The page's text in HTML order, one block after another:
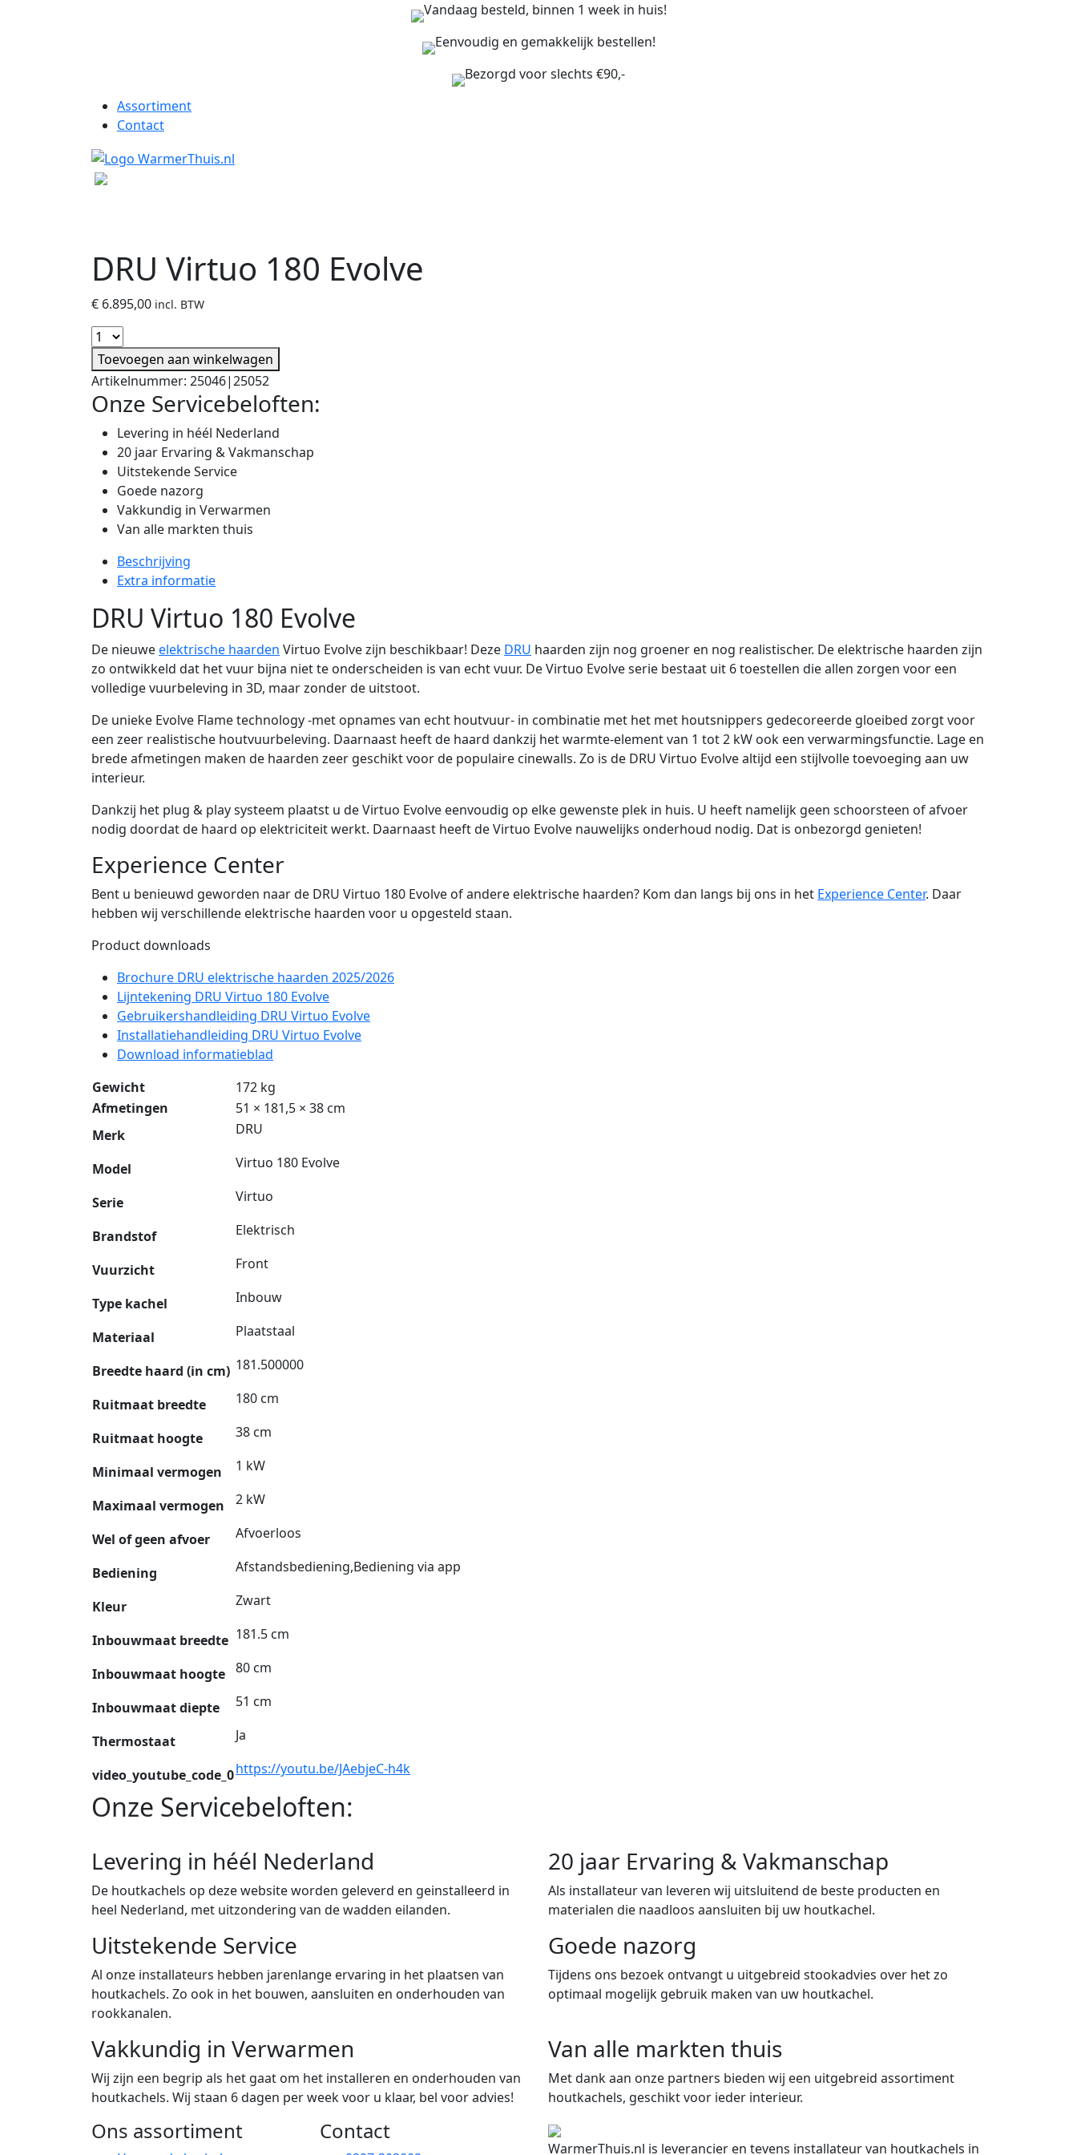
Vandaag besteld, binnen 1 week in huis!
Eenvoudig en gemakkelijk bestellen!
Bezorgd voor slechts €90,-
Assortiment
Contact
DRU Virtuo 180 Evolve
€ 6.895,00 incl. BTW
Toevoegen aan winkelwagen
Artikelnummer: 25046|25052
Onze Servicebeloften:
Levering in héél Nederland
20 jaar Ervaring & Vakmanschap
Uitstekende Service
Goede nazorg
Vakkundig in Verwarmen
Van alle markten thuis
Beschrijving
Extra informatie
DRU Virtuo 180 Evolve
De nieuweelektrische haarden Virtuo Evolve zijn beschikbaar! Deze DRU haarden zijn nog groener en nog realistischer. De elektrische haarden zijn
zo ontwikkeld dat het vuur bijna niet te onderscheiden is van echt vuur. De Virtuo Evolve serie bestaat uit 6 toestellen die allen zorgen voor een
volledige vuurbeleving in 3D, maar zonder de uitstoot.
De unieke Evolve Flame technology -met opnames van echt houtvuur- in combinatie met het met houtsnippers gedecoreerde gloeibed zorgt voor
een zeer realistische houtvuurbeleving. Daarnaast heeft de haard dankzij het warmte-element van 1 tot 2 kW ook een verwarmingsfunctie. Lage en
brede afmetingen maken de haarden zeer geschikt voor de populaire cinewalls. Zo is de DRU Virtuo Evolve altijd een stijlvolle toevoeging aan uw
interieur.
Dankzij het plug & play systeem plaatst u de Virtuo Evolve eenvoudig op elke gewenste plek in huis. U heeft namelijk geen schoorsteen of afvoer
nodig doordat de haard op elektriciteit werkt. Daarnaast heeft de Virtuo Evolve nauwelijks onderhoud nodig. Dat is onbezorgd genieten!
Experience Center
Bent u benieuwd geworden naar de DRU Virtuo 180 Evolve of andere elektrische haarden? Kom dan langs bij ons in het Experience Center. Daar
hebben wij verschillende elektrische haarden voor u opgesteld staan.
Product downloads
Brochure DRU elektrische haarden 2025/2026
Lijntekening DRU Virtuo 180 Evolve
Gebruikershandleiding DRU Virtuo Evolve
Installatiehandleiding DRU Virtuo Evolve
Download informatieblad
Gewicht
172 kg
Afmetingen
51 × 181,5 × 38 cm
Merk
DRU
Model Virtuo 180 Evolve
Serie Virtuo
Brandstof Elektrisch
Vuurzicht Front
Type kachel Inbouw
Materiaal Plaatstaal
Breedte haard (in cm) 181.500000
Ruitmaat breedte 180 cm
Ruitmaat hoogte 38 cm
Minimaal vermogen 1 kW
Maximaal vermogen 2 kW
Wel of geen afvoer Afvoerloos
Bediening Afstandsbediening,Bediening via app
Kleur Zwart
Inbouwmaat breedte 181.5 cm
Inbouwmaat hoogte 80 cm
Inbouwmaat diepte 51 cm
Thermostaat Ja
video_youtube_code_0https://youtu.be/JAebjeC-h4k
Onze Servicebeloften:
Levering in héél Nederland
De houtkachels op deze website worden geleverd en geinstalleerd in
heel Nederland, met uitzondering van de wadden eilanden.
20 jaar Ervaring & Vakmanschap
Als installateur van leveren wij uitsluitend de beste producten en
materialen die naadloos aansluiten bij uw houtkachel.
Uitstekende Service
Al onze installateurs hebben jarenlange ervaring in het plaatsen van
houtkachels. Zo ook in het bouwen, aansluiten en onderhouden van
rookkanalen.
Goede nazorg
Tijdens ons bezoek ontvangt u uitgebreid stookadvies over het zo
optimaal mogelijk gebruik maken van uw houtkachel.
Vakkundig in Verwarmen
Wij zijn een begrip als het gaat om het installeren en onderhouden van
houtkachels. Wij staan 6 dagen per week voor u klaar, bel voor advies!
Van alle markten thuis
Met dank aan onze partners bieden wij een uitgebreid assortiment
houtkachels, geschikt voor ieder interieur.
Ons assortiment Contact
WarmerThuis.nl is leverancier en tevens installateur van houtkachels in